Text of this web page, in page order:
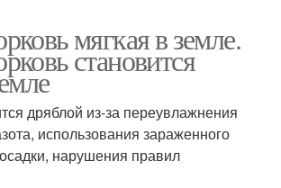
мягкая в земле.
становится
дряблой из-за переувлажнения
использования зараженного
нарушения правил